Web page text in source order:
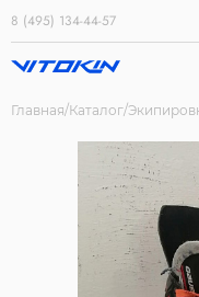
8 (495) 134-44-57
Главная Каталог